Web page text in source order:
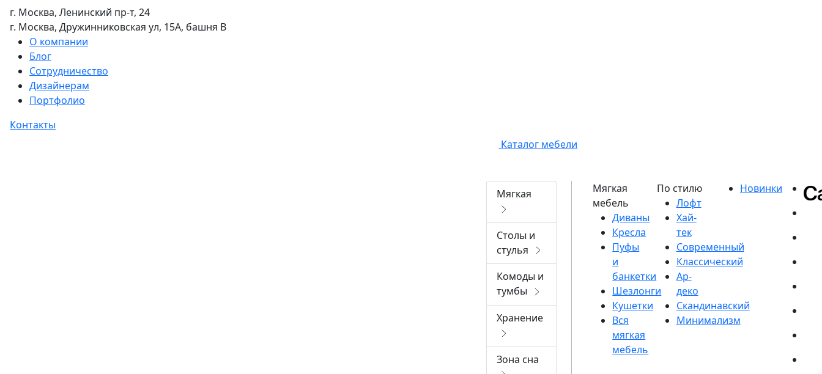
г. Москва, Ленинский пр-т, 24
г. Москва, Дружинниковская ул, 15А, башня В
О компании
Блог
Сотрудничество
Дизайнерам
Портфолио
Контакты
Каталог мебели
Мягкая
Столы и
стулья
Комоды и
тумбы
Хранение
Зона сна
Диваны
Кресла
Пуфы
и
банкетки
Шезлонги
Кушетки